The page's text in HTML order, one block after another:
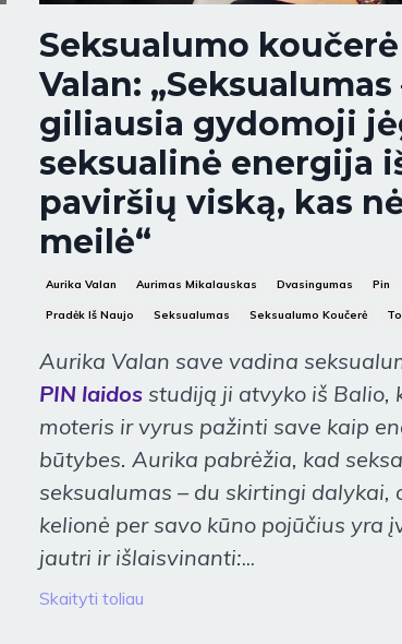
Seksualumo
Valan:
giliausia gydomoji
seksualinė energija
paviršių viską, kas
meilė“
Aurika Valan Aurimas Mikalauskas Dvasingumas Pin
Pradėk Iš Naujo Seksualumas Seksualumo Koučerė
Aurika Valan save vadina
PIN laidos studiją ji atvyko iš Balio,
moteris ir vyrus pažinti save kaip
būtybes. Aurika pabrėžia, kad
seksualumas – du skirtingi dalykai,
kelionė per savo kūno pojūčius yra
jautri ir išlaisvinanti:...
Skaityti toliau